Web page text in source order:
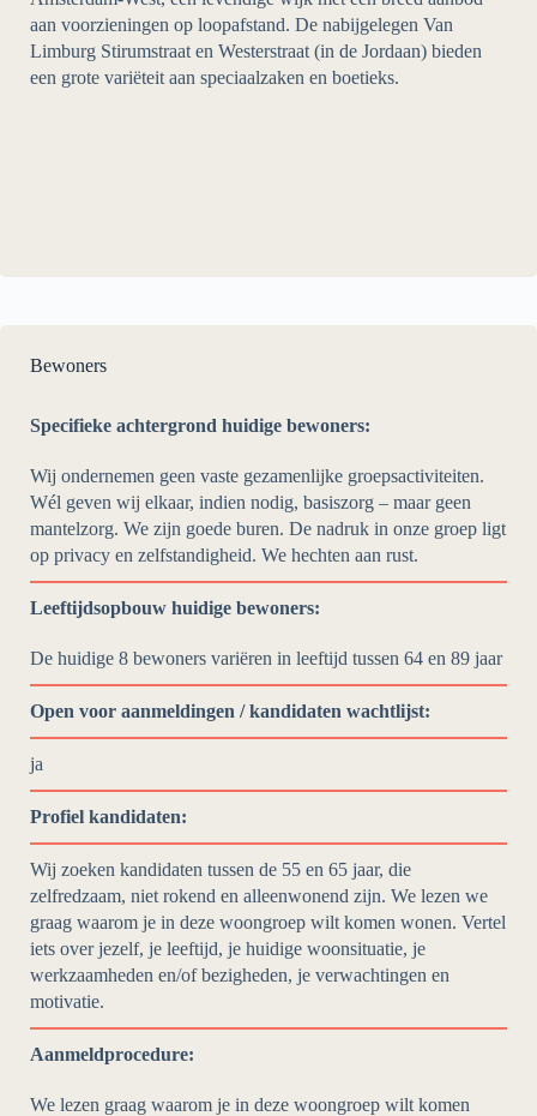
aan voorzieningen op loopafstand. De nabijgelegen Van
Limburg Stirumstraat en Westerstraat (in de Jordaan) bieden
een grote variëteit aan speciaalzaken en boetieks.
Bewoners
Specifieke achtergrond huidige bewoners:
Wij ondernemen geen vaste gezamenlijke groepsactiviteiten.
Wél geven wij elkaar, indien nodig, basiszorg – maar geen
mantelzorg. We zijn goede buren. De nadruk in onze groep ligt
op privacy en zelfstandigheid. We hechten aan rust.
Leeftijdsopbouw huidige bewoners:
De huidige 8 bewoners variëren in leeftijd tussen 64 en 89 jaar
Open voor aanmeldingen / kandidaten wachtlijst:
ja
Profiel kandidaten:
Wij zoeken kandidaten tussen de 55 en 65 jaar, die
zelfredzaam, niet rokend en alleenwonend zijn. We lezen we
graag waarom je in deze woongroep wilt komen wonen. Vertel
iets over jezelf, je leeftijd, je huidige woonsituatie, je
werkzaamheden en/of bezigheden, je verwachtingen en
motivatie.
Aanmeldprocedure:
We lezen graag waarom je in deze woongroep wilt komen